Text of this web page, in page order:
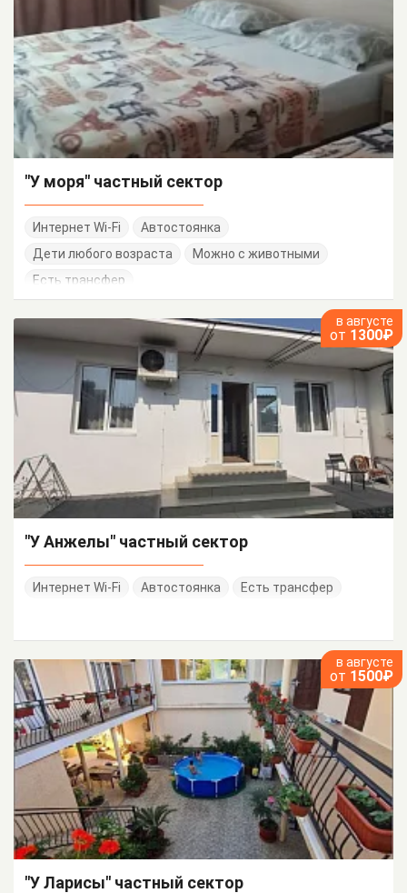
"У моря" частный сектор
Интернет Wi-Fi
Автостоянка
Дети любого возраста
Можно с животными
Есть трансфер
в августе
от 1300₽
"У Анжелы" частный сектор
Интернет Wi-Fi Автостоянка Есть трансфер
в августе
от 1500₽
"У Ларисы" частный сектор